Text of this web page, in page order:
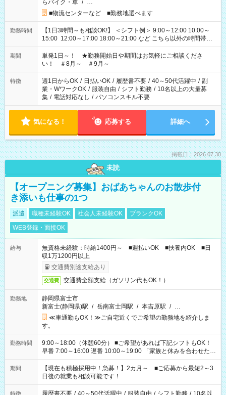
らバイク・車 / …
■物流センターなど ■勤務地選べます
勤務時間
【1日3時間～も相談OK!】 ＜シフト例＞ 9:00～12:00 10:00～
15:00 12:00～17:00 18:00～21:00 など こちら以外の時間帯も
お気軽にご相談ください！
期間
単発1日～！ ★勤務開始日や期間はお気軽にご相談くださ
い！ ＃8月～ ＃9月～
特徴 週1日からOK / 日払いOK / 履歴書不要 / 40～50代活躍中 / 副
業・WワークOK / 服装自由 / シフト勤務 / 10名以上の大量募
集 / 電話対応なし / パソコンスキル不要
気になる！ 応募する 詳細へ
掲載日：2026.07.30
未読
【オープニング募集】おばあちゃんのお散歩付
き添いも仕事の1つ
派遣 職種未経験OK 社会人未経験OK
ブランクOK
WEB登録・面接OK
給与
無資格未経験：時給1400円～ ■週払いOK ■扶養内OK ■日
収1万1200円以上
交通費別途支給あり
交通費 交通費全額支給（ガソリン代もOK！）
勤務地
静岡県富士市
新富士(静岡県)駅 / 岳南富士岡駅 / 本吉原駅 / …
≪車通勤もOK！≫ご自宅近くでご希望の勤務地を紹介しま
す。
勤務時間
9:00～18:00（休憩60分） ■ご希望があれば下記シフトもOK！
早番 7:00～16:00 遅番 10:00～19:00 「家族と休みを合わせた
い」 「余裕を持って夕飯の準備がしたい」 「できれば残業はし
たくない」 など、ご希望を教えてくださいね。 ※Wワーク希望
の方へ 今ご覧のお仕事で希望する勤務時間と、もう1つのお仕事
の勤務時間。 合計で週40時間を超える場合は応募できません。
期間
【現在も積極採用中！急募！】2カ月～ ■ご応募から最短2～3
日後の就業も相談可能です！
特徴 履歴書不要 / 40～50代活躍中 / 服装自由 / シフト勤務 / 10名以